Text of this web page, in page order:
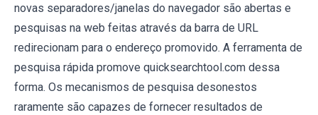
novas separadores/janelas do navegador são abertas e
pesquisas na web feitas através da barra de URL
redirecionam para o endereço promovido. A ferramenta de
pesquisa rápida promove quicksearchtool.com dessa
forma. Os mecanismos de pesquisa desonestos
raramente são capazes de fornecer resultados de